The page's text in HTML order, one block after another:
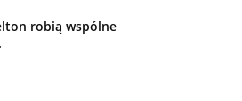
robią wspólne